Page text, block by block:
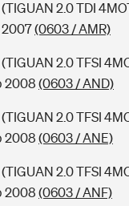
2.0 TDI
2007(0603 / AMR)
2.0 TFSI
2008 (0603 / AND)
2.0 TFSI
2008 (0603 / ANE)
2.0 TFSI
2008 (0603 / ANF)